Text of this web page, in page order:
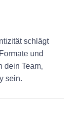
schlägt
und
dein Team,
sein.